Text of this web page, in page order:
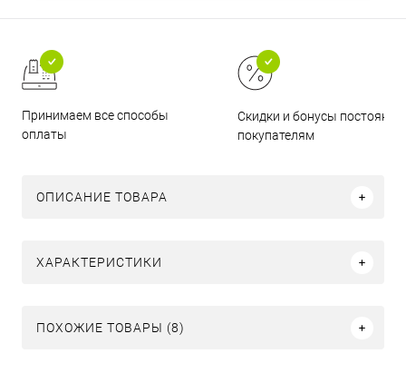
Принимаем все способы
оплаты
Скидки и бонусы
покупателям
ОПИСАНИЕ ТОВАРА
ХАРАКТЕРИСТИКИ
ПОХОЖИЕ ТОВАРЫ (8)